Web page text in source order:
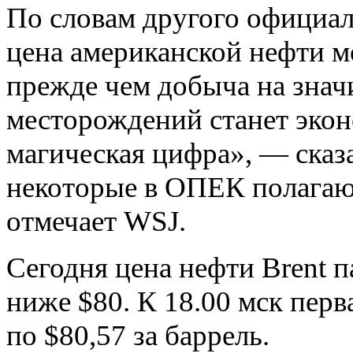
будущего может
на митинге в
Киеве
Гитлера и п...
Владимиром
Соловьевым. Эфир
трансл...
Разочаровавшись
в политике
Китай и Россия
машиностроительный
завод в Липецкой
области
По словам другого
цена американской нефти
прежде чем добыча на
месторождений станет
магическая цифра», —
некоторые в ОПЕК
отмечает WSJ.
Сегодня цена нефти Brent
ниже $80. К 18.00 мск
по $80,57 за баррель.